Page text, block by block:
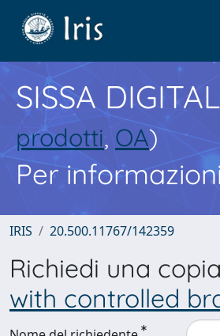
SISSA
prodotti, OA)
Per
IRIS 20.500.11767/142359
Richiedi una
with controlled